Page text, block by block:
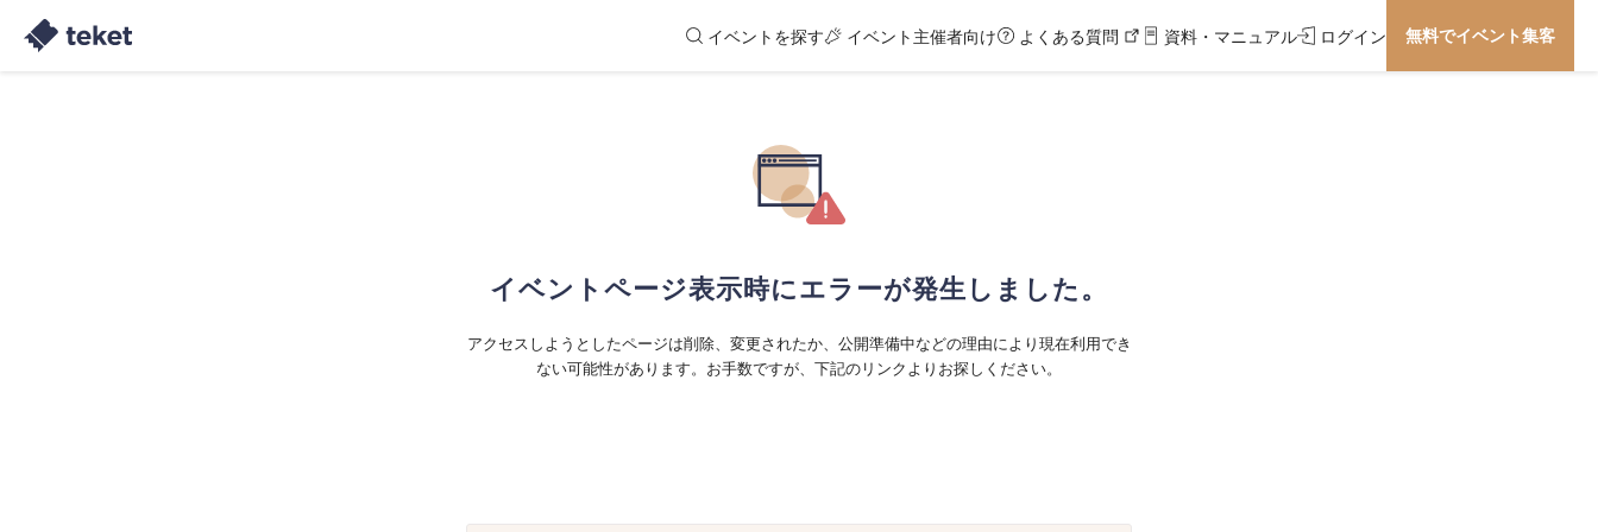
イベントを探す イベント主催者向け よくある質問 資料・マニュアル ログイン 無料でイベント集客
イベントページ表示時にエラーが発生しました。
アクセスしようとしたページは削除、変更されたか、公開準備中などの理由により現在利用でき
ない可能性があります。お手数ですが、下記のリンクよりお探しください。